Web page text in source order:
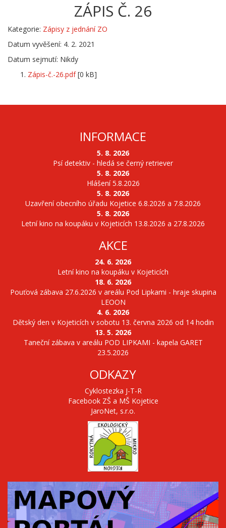
ZÁPIS Č. 26
Kategorie: Zápisy z jednání ZO
Datum vyvěšení: 4. 2. 2021
Datum sejmutí: Nikdy
Zápis-č.-26.pdf[0 kB]
INFORMACE
5. 8. 2026
Psí detektiv - hledá se černý retriever
5. 8. 2026
Hlášení 5.8.2026
5. 8. 2026
Uzavření obecního úřadu Kojetice 6.8.2026 a 7.8.2026
5. 8. 2026
Letní kino na koupáku v Kojeticích 13.8.2026 a 27.8.2026
AKCE
24. 6. 2026
Letní kino na koupáku v Kojeticích
18. 6. 2026
Pouťová zábava 27.6.2026 v areálu Pod Lipkami - hraje skupina
LEOON
4. 6. 2026
Dětský den v Kojeticích v sobotu 13. června 2026 od 14 hodin
13. 5. 2026
Taneční zábava v areálu POD LIPKAMI - kapela GARET
23.5.2026
ODKAZY
Cyklostezka J-T-R
Facebook ZŠ a MŠ Kojetice
JaroNet, s.r.o.